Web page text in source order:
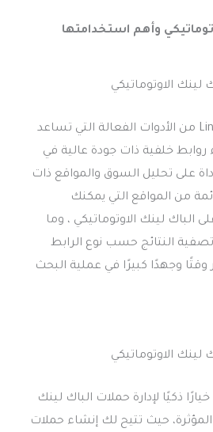
وأهم استخدامتها
تُعد أداة Link Prospector من الأدوات الفعالة التي تساعد
خلفية ذات جودة عالية في
على تحليل السوق والمواقع ذات
من المواقع التي يمكنك
لينك الاوتوماتيكي ، وما
النتائج حسب نوع الرابط
وجهدًا كبيرًا في عملية البحث
تمثل أداة BuzzStream خيارًا ذكيًا لإدارة حملات الباك لينك
حيث تتيح لك إنشاء حملات